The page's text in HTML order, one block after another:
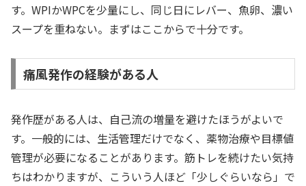
す。WPIかWPCを少量にし、同じ日にレバー、魚卵、濃い
スープを重ねない。まずはここからで十分です。
痛風発作の経験がある人
発作歴がある人は、自己流の増量を避けたほうがよいで
す。一般的には、生活管理だけでなく、薬物治療や目標値
管理が必要になることがあります。筋トレを続けたい気持
ちはわかりますが、こういう人ほど「少しぐらいなら」で